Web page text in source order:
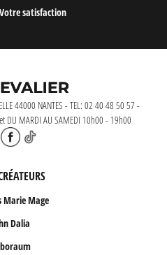
Votre satisfaction
44000 NANTES - TEL: 02 40 48 50 57 -
DU MARDI AU SAMEDI 10h00 - 19h00
Marie Mage
Dalia